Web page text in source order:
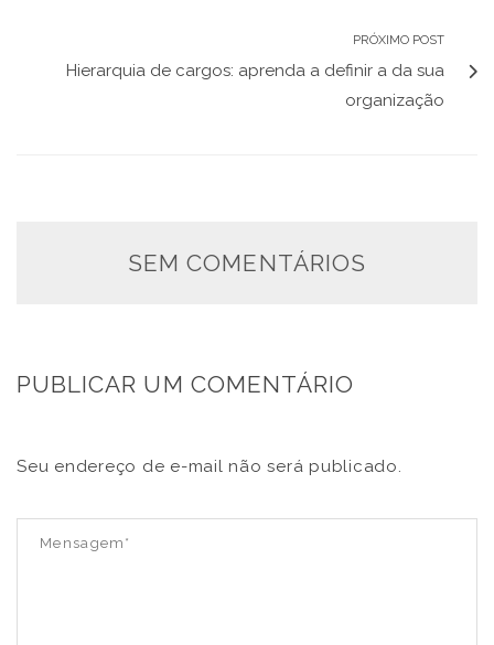
PRÓXIMO POST
Hierarquia de cargos: aprenda a definir a da sua
organização
SEM COMENTÁRIOS
PUBLICAR UM COMENTÁRIO
Seu endereço de e-mail não será publicado.